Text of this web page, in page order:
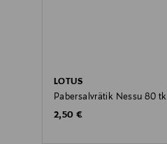
LOTUS
Pabersalvrätik Nessu 80 tk
Original Price
2,50 €